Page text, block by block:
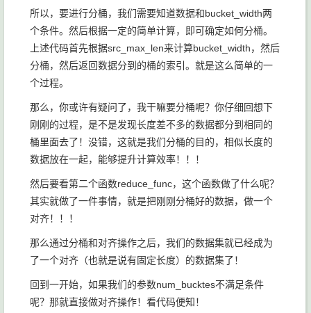
所以，要进行分桶，我们需要知道数据和bucket_width两
个条件。然后根据一定的简单计算，即可确定如何分桶。
上述代码首先根据src_max_len来计算bucket_width，然后
分桶，然后返回数据分到的桶的索引。就是这么简单的一
个过程。
那么，你或许有疑问了，我干嘛要分桶呢？你仔细回想下
刚刚的过程，是不是发现长度差不多的数据都分到相同的
桶里面去了！没错，这就是我们分桶的目的，相似长度的
数据放在一起，能够提升计算效率！！！
然后要看第二个函数reduce_func，这个函数做了什么呢？
其实就做了一件事情，就是把刚刚分桶好的数据，做一个
对齐！！！
那么通过分桶和对齐操作之后，我们的数据集就已经成为
了一个对齐（也就是说有固定长度）的数据集了！
回到一开始，如果我们的参数num_bucktes不满足条件
呢？那就直接做对齐操作！看代码便知！